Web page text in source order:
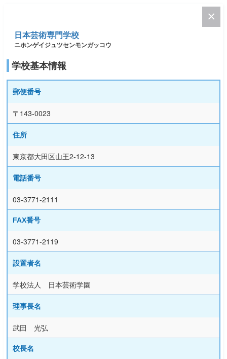
日本芸術専門学校
ニホンゲイジュツセンモンガッコウ
学校基本情報
郵便番号
〒143-0023
住所
東京都大田区山王2-12-13
電話番号
03-3771-2111
FAX番号
03-3771-2119
設置者名
学校法人 日本芸術学園
理事長名
武田 光弘
校長名